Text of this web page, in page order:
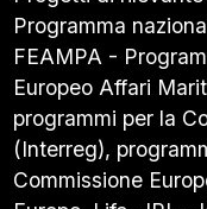
Programma
FEAMPA -
Europeo Affari
programmi per la
(Interreg),
Commissione